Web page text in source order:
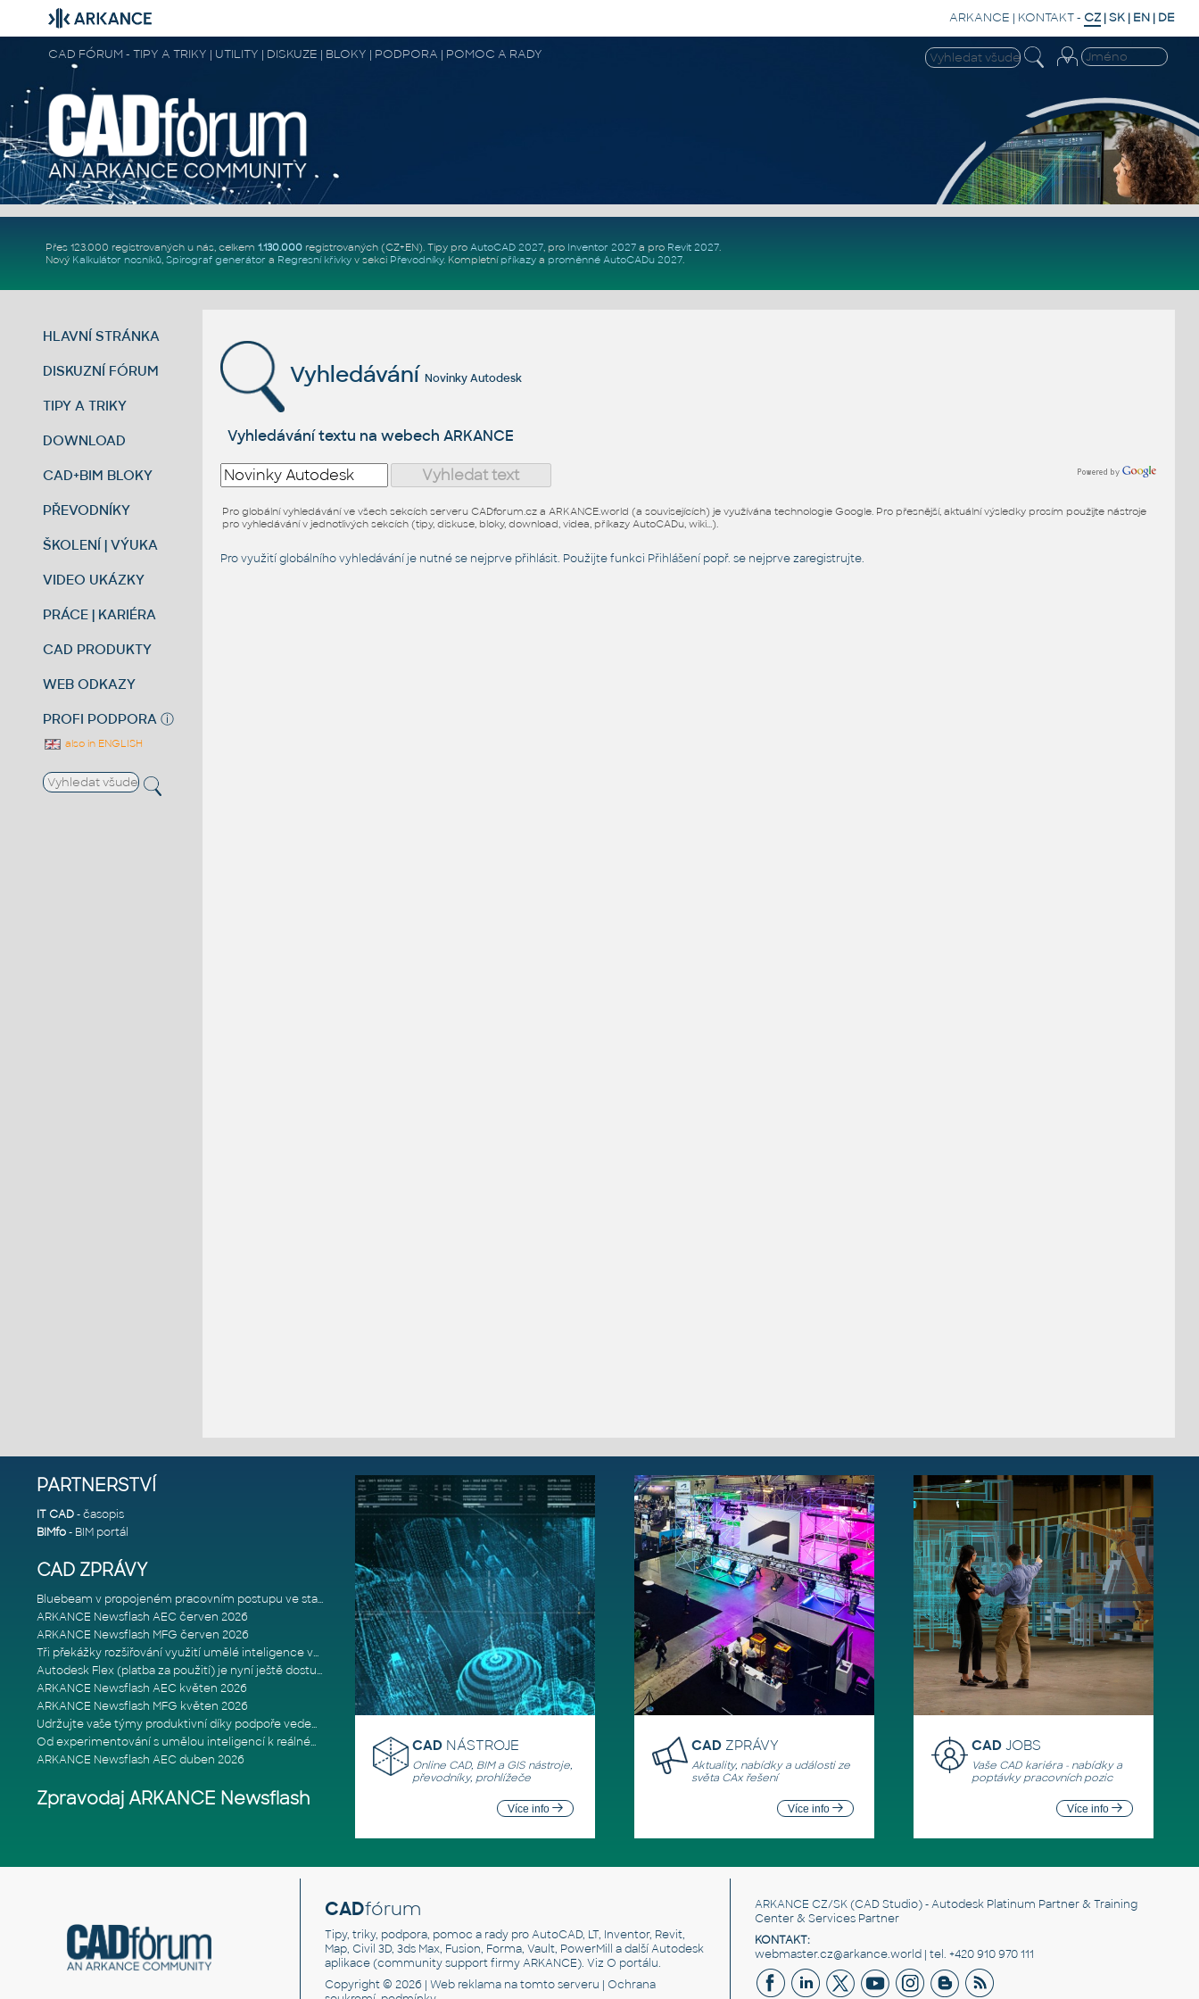
ARKANCE | KONTAKT- CZ |SK | EN | DE
CAD FÓRUM - TIPY A TRIKY | UTILITY | DISKUZE | BLOKY | PODPORA | POMOC A RADY
Přes 123.000 registrovaných u nás, celkem 1.130.000registrovaných (CZ+EN). Tipy pro AutoCAD 2027, pro Inventor 2027a pro Revit 2027.
Nový Kalkulátor nosníků, Spirograf generátor a Regresní křivkyv sekci Převodníky. Kompletní příkazya proměnné AutoCADu 2027.
HLAVNÍ STRÁNKA
DISKUZNÍ FÓRUM
TIPY A TRIKY
DOWNLOAD
CAD+BIM BLOKY
PŘEVODNÍKY
ŠKOLENÍ | VÝUKA
VIDEO UKÁZKY
PRÁCE | KARIÉRA
CAD PRODUKTY
WEB ODKAZY
PROFI PODPORA ⓘ
also in ENGLISH
Vyhledávání Novinky Autodesk
Vyhledávání textu na webech ARKANCE
Pro globální vyhledávání ve všech sekcích serveru CADforum.cz a ARKANCE.world (a souvisejících) je využívána technologie Google. Pro přesnější, aktuální výsledky prosím použijte nástroje
pro vyhledávání v jednotlivých sekcích (tipy, diskuse, bloky, download, videa, příkazy AutoCADu, wiki...).
Pro využití globálního vyhledávání je nutné se nejprve přihlásit. Použijte funkci Přihlášenípopř. se nejprve zaregistrujte.
PARTNERSTVÍ
IT CAD- časopis
BIMfo- BIM portál
CAD ZPRÁVY
Bluebeam v propojeném pracovním postupu ve stavebnictví: Proč je int
ARKANCE Newsflash AEC červen 2026
ARKANCE Newsflash MFG červen 2026
Tři překážky rozšiřování využití umělé inteligence ve stavebním prům
Autodesk Flex (platba za použití) je nyní ještě dostupnější
ARKANCE Newsflash AEC květen 2026
ARKANCE Newsflash MFG květen 2026
Udržujte vaše týmy produktivní díky podpoře vedené odborníky
Od experimentování s umělou inteligencí k reálnému dopadu na podniká
ARKANCE Newsflash AEC duben 2026
Zpravodaj ARKANCE Newsflash
CAD NÁSTROJE
Online CAD, BIM a GIS nástroje,
převodníky, prohlížeče
Více info
CAD ZPRÁVY
Aktuality, nabídky a události ze
světa CAx řešení
Více info
CADJOBS
Vaše CAD kariéra - nabídky a
poptávky pracovních pozic
Více info
CADfórum
Tipy, triky, podpora, pomoc a rady pro AutoCAD, LT, Inventor, Revit,
Map, Civil 3D, 3ds Max, Fusion, Forma, Vault, PowerMill a další Autodesk
aplikace (community support firmy ARKANCE). Viz O portálu.
Copyright © 2026 | Web reklamana tomto serveru | Ochrana
ARKANCE CZ/SK(CAD Studio) - Autodesk Platinum Partner & Training
Center & Services Partner
KONTAKT:
webmaster.cz@arkance.world | tel. +420 910 970 111